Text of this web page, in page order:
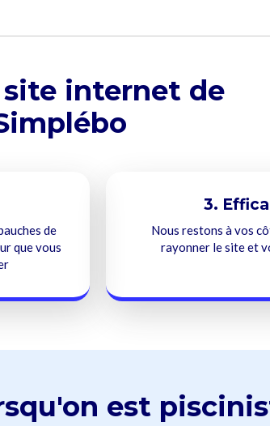
site internet de
de
que vous
3.
Nous restons à vos
rayonner le site et
est